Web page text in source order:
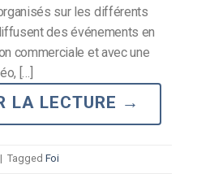
sur les différents
des événements en
commerciale et avec une
[…]
LA LECTURE →
| Tagged Foi